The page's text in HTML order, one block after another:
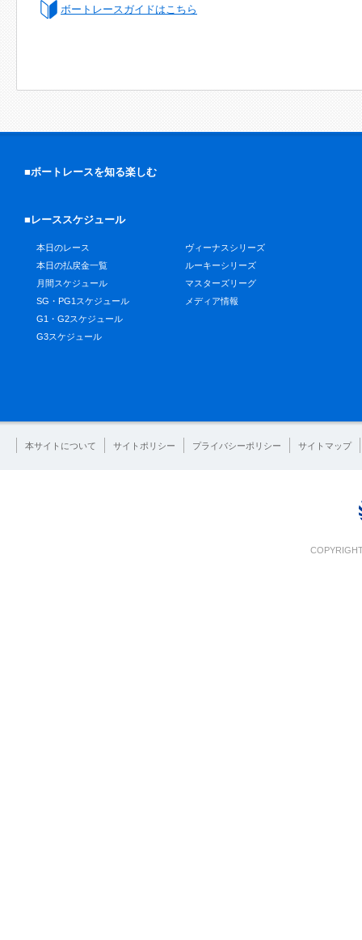
ボートレースガイドはこちら
■ボートレースを知る楽しむ
■レーススケジュール
本日のレース
本日の払戻金一覧
月間スケジュール
SG・PG1スケジュール
G1・G2スケジュール
G3スケジュール
ヴィーナスシリーズ
ルーキーシリーズ
マスターズリーグ
メディア情報
本サイトについて サイトポリシー プライバシーポリシー サイトマップ